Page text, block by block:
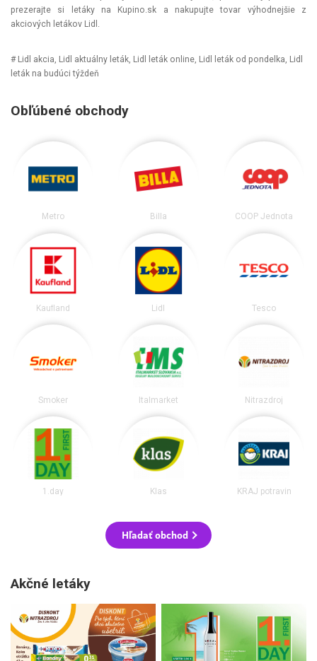
prezerajte si letáky na Kupino.sk a nakupujte tovar výhodnejšie z
akciových letákov Lidl.
# Lidl akcia, Lidl aktuálny leták, Lidl leták online, Lidl leták od pondelka, Lidl
leták na budúci týždeň
Obľúbené obchody
Metro Billa COOP Jednota
Kaufland Lidl Tesco
Smoker Italmarket Nitrazdroj
1.day Klas KRAJ potravín
Hľadať obchod
Akčné letáky